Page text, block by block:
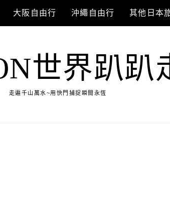
大阪自由行 沖繩自由行 其他日本
世界趴趴
走遍千山萬水~用快門捕捉瞬間永恆